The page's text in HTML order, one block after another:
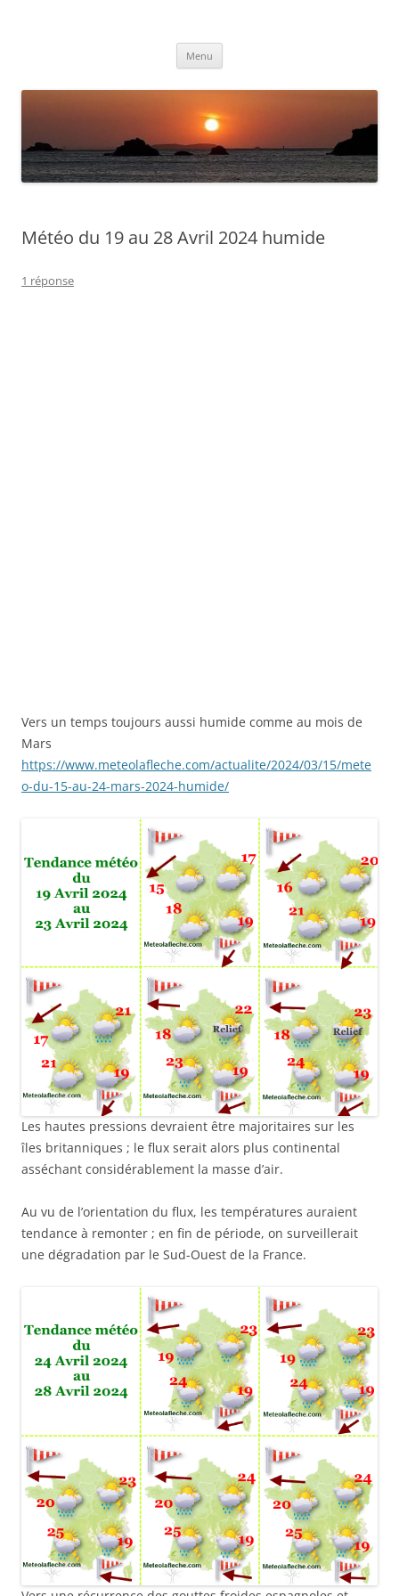
Menu
Météo du 19 au 28 Avril 2024 humide
1 réponse
Vers un temps toujours aussi humide comme au mois de
Mars
https://www.meteolafleche.com/actualite/2024/03/15/mete
o-du-15-au-24-mars-2024-humide/
Les hautes pressions devraient être majoritaires sur les
îles britanniques ; le flux serait alors plus continental
asséchant considérablement la masse d’air.
Au vu de l’orientation du flux, les températures auraient
tendance à remonter ; en fin de période, on surveillerait
une dégradation par le Sud-Ouest de la France.